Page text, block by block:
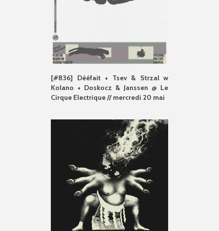
[#836] Dééfait + Tsev & Strzal w
Kolano + Doskocz & Janssen @ Le
Cirque Electrique // mercredi 20 mai